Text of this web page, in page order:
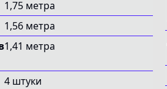
1,75 метра
1,56 метра
1,41 метра
4 штуки